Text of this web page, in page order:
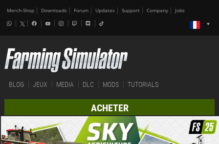
Merch-Shop Downloads Forum Updates Support Company Jobs
BLOG JEUX MEDIA DLC MODS TUTORIALS
ACHETER